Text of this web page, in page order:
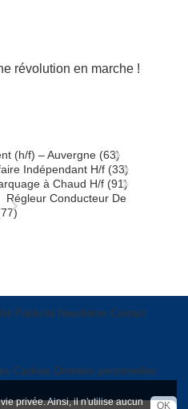
privée. Ainsi, il n'utilise aucun
OK
révolution en marche !
(h/f) – Auvergne (63)
Indépendant H/f (33)
à Chaud H/f (91)
Régleur Conducteur De
Publicité Newsletter Contact
Cookies Données personnelles